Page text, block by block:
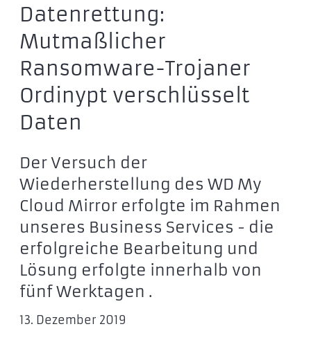
Datenrettung:
Mutmaßlicher
Ransomware-Trojaner
Ordinypt verschlüsselt
Daten
Der Versuch der
Wiederherstellung des WD My
Cloud Mirror erfolgte im Rahmen
unseres Business Services - die
erfolgreiche Bearbeitung und
Lösung erfolgte innerhalb von
fünf Werktagen .
13. Dezember 2019